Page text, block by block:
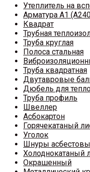
Утеплитель на
Арматура A1
Квадрат
Трубная
Труба круглая
Полоса стальная
Труба квадратная
Двутавровые
Дюбель для
Труба профиль
Швеллер
Асбокартон
Горячекатаный
Уголок
Шнуры
Холоднокатаный
Окрашенный